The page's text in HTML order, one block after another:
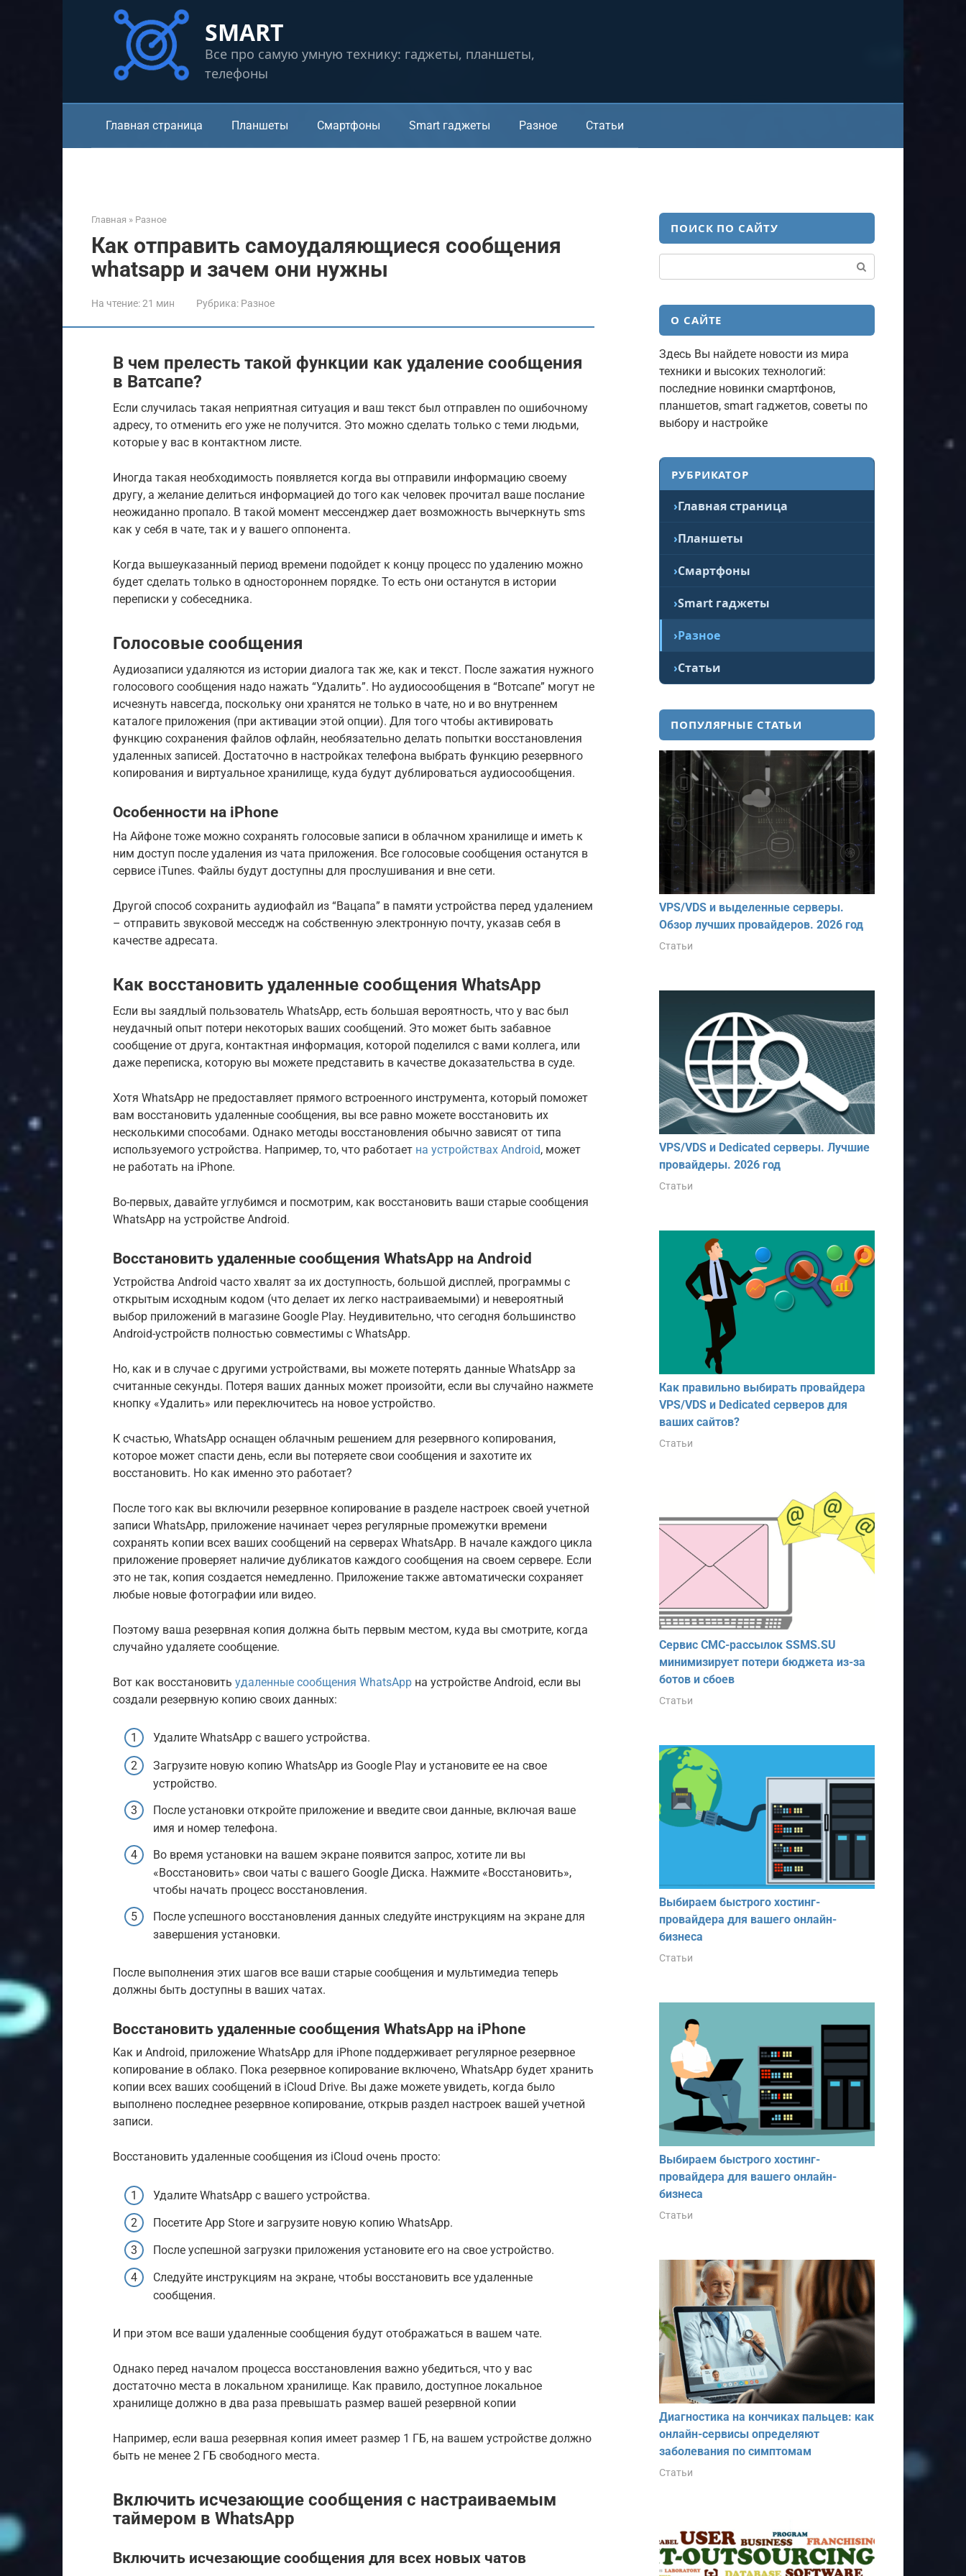
SMART
Все про самую умную технику: гаджеты, планшеты,
телефоны
Главная страница Планшеты Смартфоны Smart гаджеты Разное Статьи
Главная » Разное
Как отправить самоудаляющиеся сообщения
whatsapp и зачем они нужны
На чтение:21 мин Рубрика: Разное
В чем прелесть такой функции как удаление сообщения
в Ватсапе?
Если случилась такая неприятная ситуация и ваш текст был отправлен по ошибочному
адресу, то отменить его уже не получится. Это можно сделать только с теми людьми,
которые у вас в контактном листе.
Иногда такая необходимость появляется когда вы отправили информацию своему
другу, а желание делиться информацией до того как человек прочитал ваше послание
неожиданно пропало. В такой момент мессенджер дает возможность вычеркнуть sms
как у себя в чате, так и у вашего оппонента.
Когда вышеуказанный период времени подойдет к концу процесс по удалению можно
будет сделать только в одностороннем порядке. То есть они останутся в истории
переписки у собеседника.
Голосовые сообщения
Аудиозаписи удаляются из истории диалога так же, как и текст. После зажатия нужного
голосового сообщения надо нажать “Удалить”. Но аудиосообщения в “Вотсапе” могут не
исчезнуть навсегда, поскольку они хранятся не только в чате, но и во внутреннем
каталоге приложения (при активации этой опции). Для того чтобы активировать
функцию сохранения файлов офлайн, необязательно делать попытки восстановления
удаленных записей. Достаточно в настройках телефона выбрать функцию резервного
копирования и виртуальное хранилище, куда будут дублироваться аудиосообщения.
Особенности на iPhone
На Айфоне тоже можно сохранять голосовые записи в облачном хранилище и иметь к
ним доступ после удаления из чата приложения. Все голосовые сообщения останутся в
сервисе iTunes. Файлы будут доступны для прослушивания и вне сети.
Другой способ сохранить аудиофайл из “Вацапа” в памяти устройства перед удалением
– отправить звуковой месседж на собственную электронную почту, указав себя в
качестве адресата.
Как восстановить удаленные сообщения WhatsApp
Если вы заядлый пользователь WhatsApp, есть большая вероятность, что у вас был
неудачный опыт потери некоторых ваших сообщений. Это может быть забавное
сообщение от друга, контактная информация, которой поделился с вами коллега, или
даже переписка, которую вы можете представить в качестве доказательства в суде.
Хотя WhatsApp не предоставляет прямого встроенного инструмента, который поможет
вам восстановить удаленные сообщения, вы все равно можете восстановить их
несколькими способами. Однако методы восстановления обычно зависят от типа
используемого устройства. Например, то, что работает на устройствах Android, может
не работать на iPhone.
Во-первых, давайте углубимся и посмотрим, как восстановить ваши старые сообщения
WhatsApp на устройстве Android.
Восстановить удаленные сообщения WhatsApp на Android
Устройства Android часто хвалят за их доступность, большой дисплей, программы с
открытым исходным кодом (что делает их легко настраиваемыми) и невероятный
выбор приложений в магазине Google Play. Неудивительно, что сегодня большинство
Android-устройств полностью совместимы с WhatsApp.
Но, как и в случае с другими устройствами, вы можете потерять данные WhatsApp за
считанные секунды. Потеря ваших данных может произойти, если вы случайно нажмете
кнопку «Удалить» или переключитесь на новое устройство.
К счастью, WhatsApp оснащен облачным решением для резервного копирования,
которое может спасти день, если вы потеряете свои сообщения и захотите их
восстановить. Но как именно это работает?
После того как вы включили резервное копирование в разделе настроек своей учетной
записи WhatsApp, приложение начинает через регулярные промежутки времени
сохранять копии всех ваших сообщений на серверах WhatsApp. В начале каждого цикла
приложение проверяет наличие дубликатов каждого сообщения на своем сервере. Если
это не так, копия создается немедленно. Приложение также автоматически сохраняет
любые новые фотографии или видео.
Поэтому ваша резервная копия должна быть первым местом, куда вы смотрите, когда
случайно удаляете сообщение.
Вот как восстановить удаленные сообщения WhatsApp на устройстве Android, если вы
создали резервную копию своих данных:
Удалите WhatsApp с вашего устройства.
Загрузите новую копию WhatsApp из Google Play и установите ее на свое
устройство.
После установки откройте приложение и введите свои данные, включая ваше
имя и номер телефона.
Во время установки на вашем экране появится запрос, хотите ли вы
«Восстановить» свои чаты с вашего Google Диска. Нажмите «Восстановить»,
чтобы начать процесс восстановления.
После успешного восстановления данных следуйте инструкциям на экране для
завершения установки.
После выполнения этих шагов все ваши старые сообщения и мультимедиа теперь
должны быть доступны в ваших чатах.
Восстановить удаленные сообщения WhatsApp на iPhone
Как и Android, приложение WhatsApp для iPhone поддерживает регулярное резервное
копирование в облако. Пока резервное копирование включено, WhatsApp будет хранить
копии всех ваших сообщений в iCloud Drive. Вы даже можете увидеть, когда было
выполнено последнее резервное копирование, открыв раздел настроек вашей учетной
записи.
Восстановить удаленные сообщения из iCloud очень просто:
Удалите WhatsApp с вашего устройства.
Посетите App Store и загрузите новую копию WhatsApp.
После успешной загрузки приложения установите его на свое устройство.
Следуйте инструкциям на экране, чтобы восстановить все удаленные
сообщения.
И при этом все ваши удаленные сообщения будут отображаться в вашем чате.
Однако перед началом процесса восстановления важно убедиться, что у вас
достаточно места в локальном хранилище. Как правило, доступное локальное
хранилище должно в два раза превышать размер вашей резервной копии
Например, если ваша резервная копия имеет размер 1 ГБ, на вашем устройстве должно
быть не менее 2 ГБ свободного места.
Включить исчезающие сообщения с настраиваемым
таймером в WhatsApp
Включить исчезающие сообщения для всех новых чатов
ПОИСК ПО САЙТУ
О САЙТЕ
Здесь Вы найдете новости из мира
техники и высоких технологий:
последние новинки смартфонов,
планшетов, smart гаджетов, советы по
выбору и настройке
РУБРИКАТОР
Главная страница
Планшеты
Смартфоны
Smart гаджеты
Разное
Статьи
ПОПУЛЯРНЫЕ СТАТЬИ
VPS/VDS и выделенные серверы.
Обзор лучших провайдеров. 2026 год
Статьи
VPS/VDS и Dedicated серверы. Лучшие
провайдеры. 2026 год
Статьи
Как правильно выбирать провайдера
VPS/VDS и Dedicated серверов для
ваших сайтов?
Статьи
Сервис СМС-рассылок SSMS.SU
минимизирует потери бюджета из-за
ботов и сбоев
Статьи
Выбираем быстрого хостинг-
провайдера для вашего онлайн-
бизнеса
Статьи
Выбираем быстрого хостинг-
провайдера для вашего онлайн-
бизнеса
Статьи
Диагностика на кончиках пальцев: как
онлайн-сервисы определяют
заболевания по симптомам
Статьи